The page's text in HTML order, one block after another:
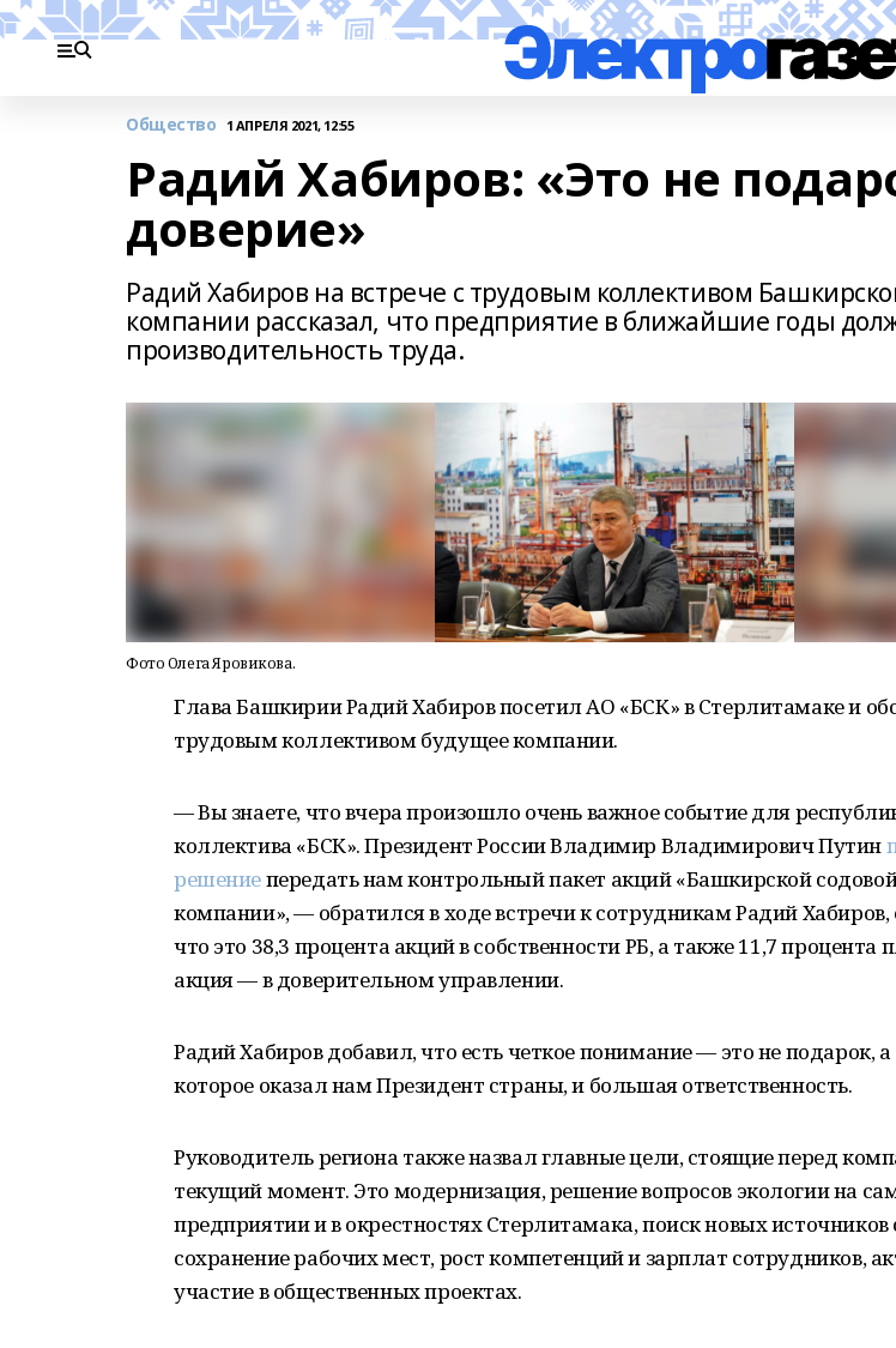
Общество 1 АПРЕЛЯ 2021, 12:55
Радий Хабиров: «Это не
доверие»
Радий Хабиров на встрече с трудовым коллективом
компании рассказал, что предприятие в ближайшие годы
производительность труда.
Фото Олега Яровикова.
Глава Башкирии Радий Хабиров посетил АО «БСК» в Стерлитамаке и
трудовым коллективом будущее компании.
— Вы знаете, что вчера произошло очень важное событие для
коллектива «БСК». Президент России Владимир Владимирович Путин
решениепередать нам контрольный пакет акций «Башкирской
компании», — обратился в ходе встречи к сотрудникам Радий Хабиров,
что это 38,3 процента акций в собственности РБ, а также 11,7 процента
акция — в доверительном управлении.
Радий Хабиров добавил, что есть четкое понимание — это не подарок, а
которое оказал нам Президент страны, и большая ответственность.
Руководитель региона также назвал главные цели, стоящие перед
текущий момент. Это модернизация, решение вопросов экологии на
предприятии и в окрестностях Стерлитамака, поиск новых источников
сохранение рабочих мест, рост компетенций и зарплат сотрудников,
участие в общественных проектах.